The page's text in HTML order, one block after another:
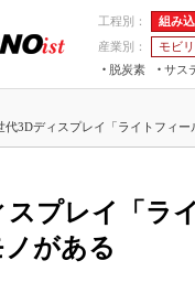
工程別： 組み
産業別：
モビ
脱炭素
サス
つながる工場AI×設備保全
代3Dディスプレイ「ライトフィー
スプレイ「ラ
がある